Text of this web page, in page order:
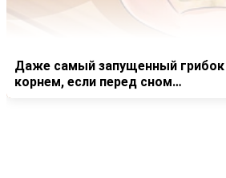
Даже самый запущенный грибок
корнем, если перед сном…